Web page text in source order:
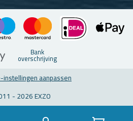
Bank
over­schrij­ving
aan­pas­sen
- 2026 EXZO